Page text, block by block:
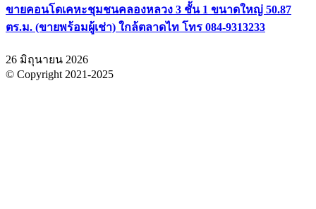
ขายคอนโดเคหะชุมชนคลองหลวง 3 ชั้น 1 ขนาดใหญ่ 50.87
ตร.ม. (ขายพร้อมผู้เช่า) ใกล้ตลาดไท โทร 084-9313233
26 มิถุนายน 2026
© Copyright 2021-2025